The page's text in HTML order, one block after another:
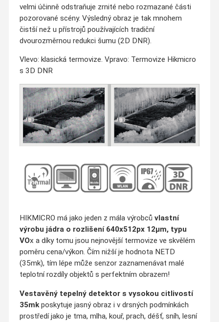
velmi účinně odstraňuje zrnité nebo rozmazané části
pozorované scény. Výsledný obraz je tak mnohem
čistší než u přístrojů používajících tradiční
dvourozměrnou redukci šumu (2D DNR).
Vlevo: klasická termovize. Vpravo: Termovize Hikmicro
s 3D DNR
HIKMICRO má jako jeden z mála výrobců vlastní
výrobu jádra o rozlišení 640x512px 12µm, typu
VOx a díky tomu jsou nejnovější termovize ve skvělém
poměru cena/výkon. Čím nižší je hodnota NETD
(35mk), tím lépe může senzor zaznamenávat malé
teplotní rozdíly objektů s perfektním obrazem!
Vestavěný tepelný detektor s vysokou citlivostí
35mkposkytuje jasný obraz i v drsných podmínkách
prostředí jako je tma, mlha, kouř, prach, déšť, sníh, lesní